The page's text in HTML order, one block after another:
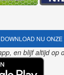
DOWNLOAD NU ONZE
en blijf altijd op